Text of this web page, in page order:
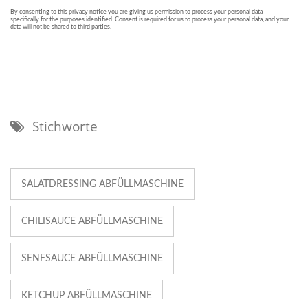
Stichworte
SALATDRESSING ABFÜLLMASCHINE
CHILISAUCE ABFÜLLMASCHINE
SENFSAUCE ABFÜLLMASCHINE
KETCHUP ABFÜLLMASCHINE